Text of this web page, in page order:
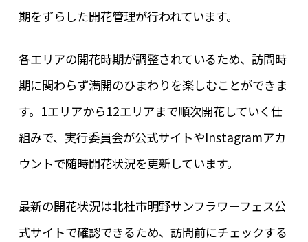
期をずらした開花管理が行われています。
各エリアの開花時期が調整されているため、訪問時
期に関わらず満開のひまわりを楽しむことができま
す。1エリアから12エリアまで順次開花していく仕
組みで、実行委員会が公式サイトやInstagramアカ
ウントで随時開花状況を更新しています。
最新の開花状況は北杜市明野サンフラワーフェス公
式サイトで確認できるため、訪問前にチェックする